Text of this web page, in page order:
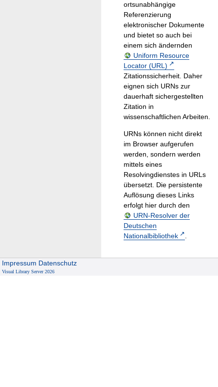
ortsunabhängige
Referenzierung
elektronischer Dokumente
und bietet so auch bei
einem sich ändernden
Uniform Resource
Locator (URL)
Zitationssicherheit. Daher
eignen sich URNs zur
dauerhaft sichergestellten
Zitation in
wissenschaftlichen Arbeiten.
URNs können nicht direkt
im Browser aufgerufen
werden, sondern werden
mittels eines
Resolvingdienstes in URLs
übersetzt. Die persistente
Auflösung dieses Links
erfolgt hier durch den
URN-Resolver der
Deutschen
Nationalbibliothek
.
Impressum Datenschutz
Visual Library Server 2026